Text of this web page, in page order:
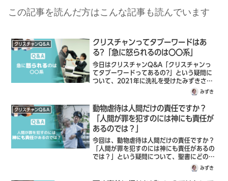
この記事を読んだ方はこんな記事も読んでいます
クリスチャンQ＆A
クリスチャンってタブーワードはあ
る?「急に怒られるのは〇〇系」
今日はクリスチャンQ&A「クリスチャンっ
てタブーワードってあるの?」という疑問に
ついて、2021年に洗礼を受けたみずきさん
と一緒にその答えを探っていきたいと思いま
す。クリスチャンってタブーワード、あると
思う？ 実際何か感じることはある？
みずき
クリスチャンQ＆A
動物虐待は人間だけの責任ですか？
「人間が罪を犯すのには神にも責任が
あるのでは？」
今回は、動物虐待は人間だけの責任ですか？
「人間が罪を犯すのには神にも責任があるの
では？」という疑問について、聖書にどのよ
うに書かれているのか説明していきます。い
ただいた質問をお読みします。「先日ペット
みずき